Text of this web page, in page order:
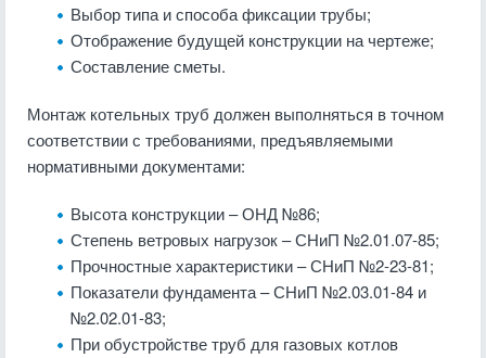
Выбор типа и способа фиксации трубы;
Отображение будущей конструкции на чертеже;
Составление сметы.
Монтаж котельных труб должен выполняться в точном
соответствии с требованиями, предъявляемыми
нормативными документами:
Высота конструкции – ОНД №86;
Степень ветровых нагрузок – СНиП №2.01.07-85;
Прочностные характеристики – СНиП №2-23-81;
Показатели фундамента – СНиП №2.03.01-84 и
№2.02.01-83;
При обустройстве труб для газовых котлов